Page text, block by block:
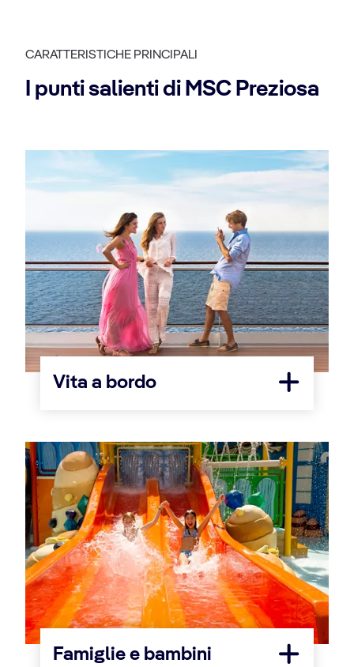
CARATTERISTICHE PRINCIPALI
I punti salienti di MSC Preziosa
Vita a bordo
Famiglie e bambini